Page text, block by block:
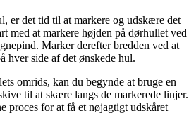
er det tid til at markere og udskære det
med at markere højden på dørhullet ved
Marker derefter bredden ved at
hver side af det ønskede hul.
omrids, kan du begynde at bruge en
til at skære langs de markerede linjer.
proces for at få et nøjagtigt udskåret